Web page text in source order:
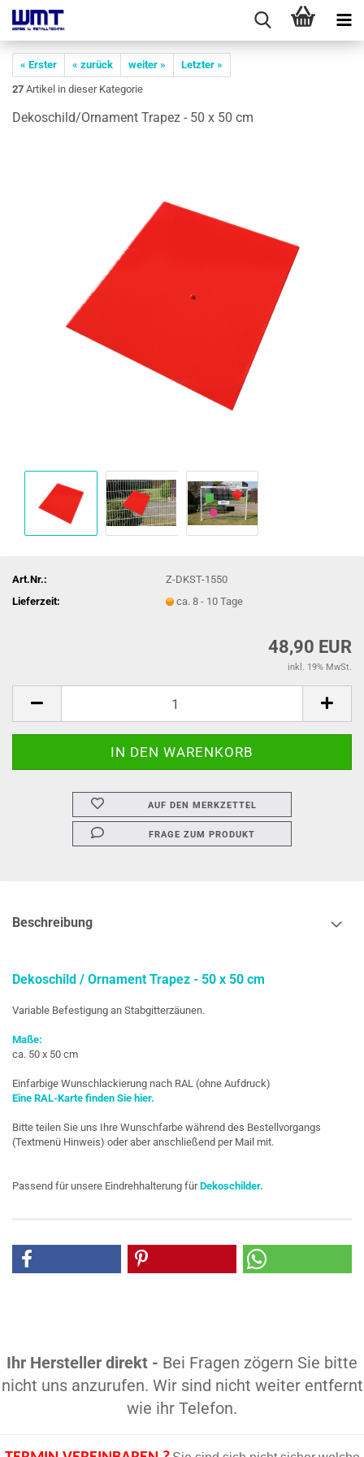
« Erster « zurück weiter »
Letzter »
27 Artikel in dieser Kategorie
De­ko­schild/Or­na­ment Tra­pez - 50 x 50 cm
Art.Nr.:
Z-DKST-1550
Lieferzeit:
ca. 8 - 10 Tage
48,90 EUR
inkl. 19% MwSt.
AUF DEN MERKZETTEL
FRAGE ZUM PRODUKT
Beschreibung
Dekoschild / Ornament Trapez - 50 x 50 cm
Variable Befestigung an Stabgitterzäunen.
Maße:
ca. 50 x 50 cm
Einfarbige Wunschlackierung nach RAL (ohne Aufdruck)
Eine RAL-Karte finden Sie hier.
Bitte teilen Sie uns Ihre Wunschfarbe während des Bestellvorgangs
(Textmenü Hinweis) oder aber anschließend per Mail mit.
Passend für unsere Eindrehhalterung fürDekoschilder.
Ihr Hersteller direkt - Bei Fragen zögern Sie bitte
nicht uns anzurufen. Wir sind nicht weiter entfernt
wie ihr Telefon.